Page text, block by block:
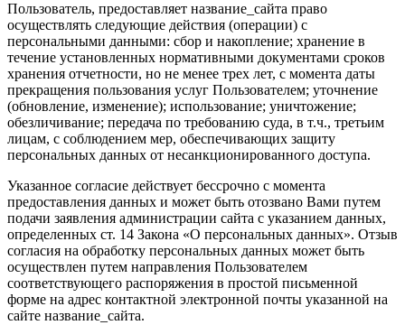
Пользователь, предоставляет название_сайта право
осуществлять следующие действия (операции) с
персональными данными: сбор и накопление; хранение в
течение установленных нормативными документами сроков
хранения отчетности, но не менее трех лет, с момента даты
прекращения пользования услуг Пользователем; уточнение
(обновление, изменение); использование; уничтожение;
обезличивание; передача по требованию суда, в т.ч., третьим
лицам, с соблюдением мер, обеспечивающих защиту
персональных данных от несанкционированного доступа.
Указанное согласие действует бессрочно с момента
предоставления данных и может быть отозвано Вами путем
подачи заявления администрации сайта с указанием данных,
определенных ст. 14 Закона «О персональных данных». Отзыв
согласия на обработку персональных данных может быть
осуществлен путем направления Пользователем
соответствующего распоряжения в простой письменной
форме на адрес контактной электронной почты указанной на
сайте название_сайта.